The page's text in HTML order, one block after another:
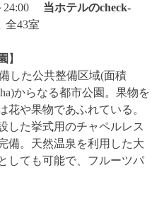
24:00 当ホテルのcheck-
全43室
】
した公共整備区域(面積
からなる都市公園。 果物を
花や果物であふれている。
した挙式用のチャペルレス
備。天然温泉を利用した大
しても可能で、フルーツパ